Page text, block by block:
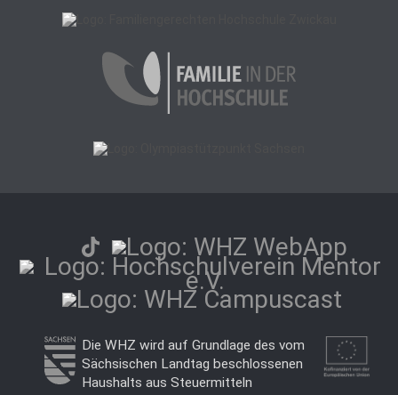
Die WHZ wird auf Grundlage des vom
Sächsischen Landtag beschlossenen
Haushalts aus Steuermitteln